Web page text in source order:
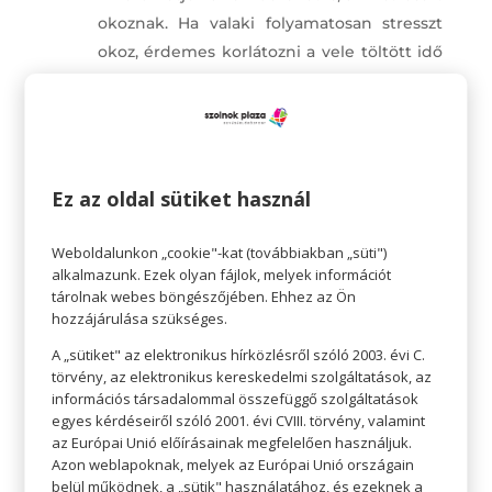
okoznak. Ha valaki folyamatosan stresszt
okoz, érdemes korlátozni a vele töltött idő
megoldható, meg is lehet szüntetni vele a
valaki zavar. Ilyenkor célszerű
tisztelettel közölni a problémáinkat,
gyakran már ez segít enyhíteni a
feszültséget.
törekvés, hiszen együtt jár a kudarc
érzésével. Tanuljuk meg, hogy az ,,elég jó”
elég legyen, ezzel sok feszültségtől
kímélhetjük meg magunk.
Legyünk hálásak: Érdemes a
Ez az oldal sütiket használ
Weboldalunkon „cookie"-kat (továbbiakban „süti")
alkalmazunk. Ezek olyan fájlok, melyek információt
tárolnak webes böngészőjében. Ehhez az Ön
hozzájárulása szükséges.
A „sütiket" az elektronikus hírközlésről szóló 2003. évi C.
törvény, az elektronikus kereskedelmi szolgáltatások, az
információs társadalommal összefüggő szolgáltatások
egyes kérdéseiről szóló 2001. évi CVIII. törvény, valamint
az Európai Unió előírásainak megfelelően használjuk.
Azon weblapoknak, melyek az Európai Unió országain
belül működnek, a „sütik" használatához, és ezeknek a